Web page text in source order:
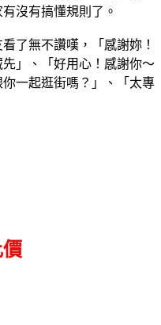
沒有搞懂規則了。
了無不讚嘆，「感謝妳！
」、「好用心！感謝你～
一起逛街嗎？」、「太專